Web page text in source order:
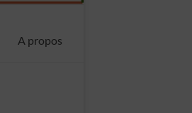
A propos